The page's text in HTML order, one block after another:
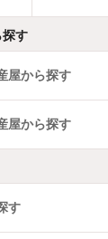
す
屋から探す
屋から探す
す